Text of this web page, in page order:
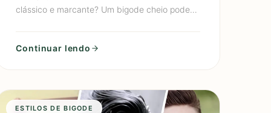
clássico e marcante? Um bigode cheio pode
Continuar lendo
ESTILOS DE BIGODE